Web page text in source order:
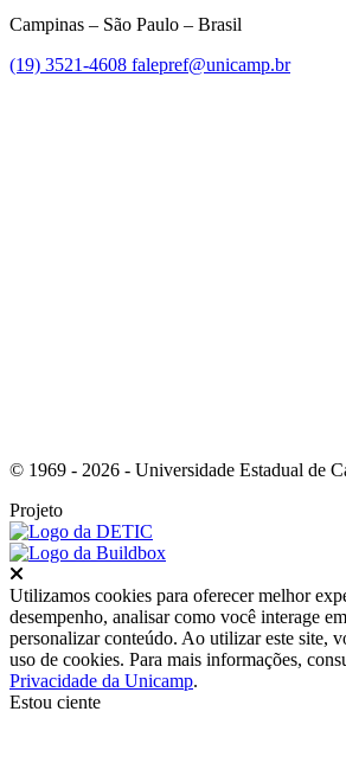
Campinas – São Paulo – Brasil
(19) 3521-4608 falepref@unicamp.br
© 1969 - 2026 - Universidade Estadual de
Projeto
Utilizamos cookies para oferecer melhor
desempenho, analisar como você interage
personalizar conteúdo. Ao utilizar este site,
uso de cookies. Para mais informações,
Privacidade da Unicamp.
Estou ciente